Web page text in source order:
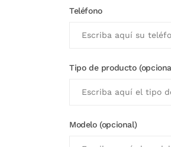
Teléfono
Tipo de producto
Modelo (opcional)